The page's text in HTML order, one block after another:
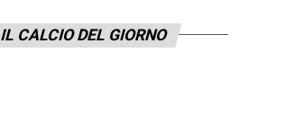
IL CALCIO DEL GIORNO